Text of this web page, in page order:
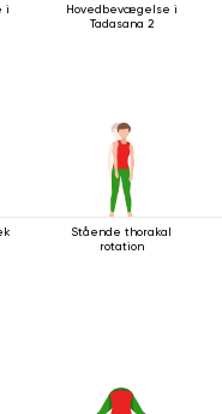
i
Hovedbevægelse i
Tadasana 2
Stående thorakal
rotation